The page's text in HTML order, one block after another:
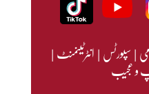
|سپورٹس|انٹرٹینمنٹ|
و عجیب